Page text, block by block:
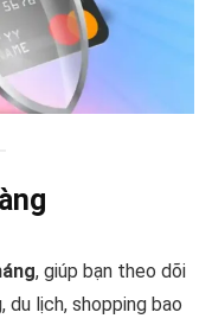
, giúp bạn theo dõi
du lịch, shopping bao